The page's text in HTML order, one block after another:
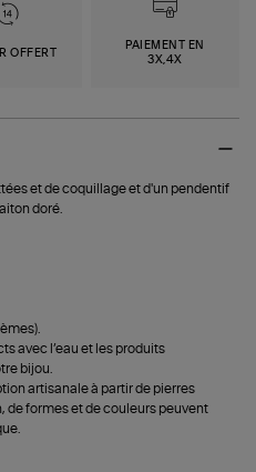
OFFERT
PAIEMENT EN
3X,4X
et de coquillage et d'un pendentif
doré.
avec l’eau et les produits
bijou.
artisanale à partir de pierres
de formes et de couleurs peuvent